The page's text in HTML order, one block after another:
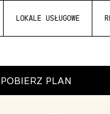
LOKALE USŁUGOWE
POBIERZ PLAN